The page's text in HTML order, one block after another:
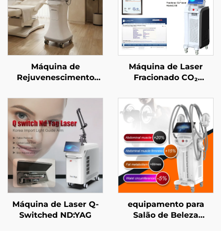
Máquina de
Rejuvenescimento
Microagulhamento em
Ouro e
Radiofrequência de
Dupla Frequência (1/2
MHz)
Máquina de Laser
Fracionado CO₂
Médico e MMDSAP
Máquina de Laser Q-
Switched ND:YAG
equipamento para
Salão de Beleza